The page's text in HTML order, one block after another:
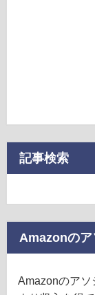
記事検索
Amazonのア
Amazonのアソ